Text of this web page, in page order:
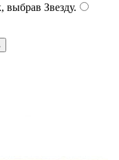
выбрав Звезду.